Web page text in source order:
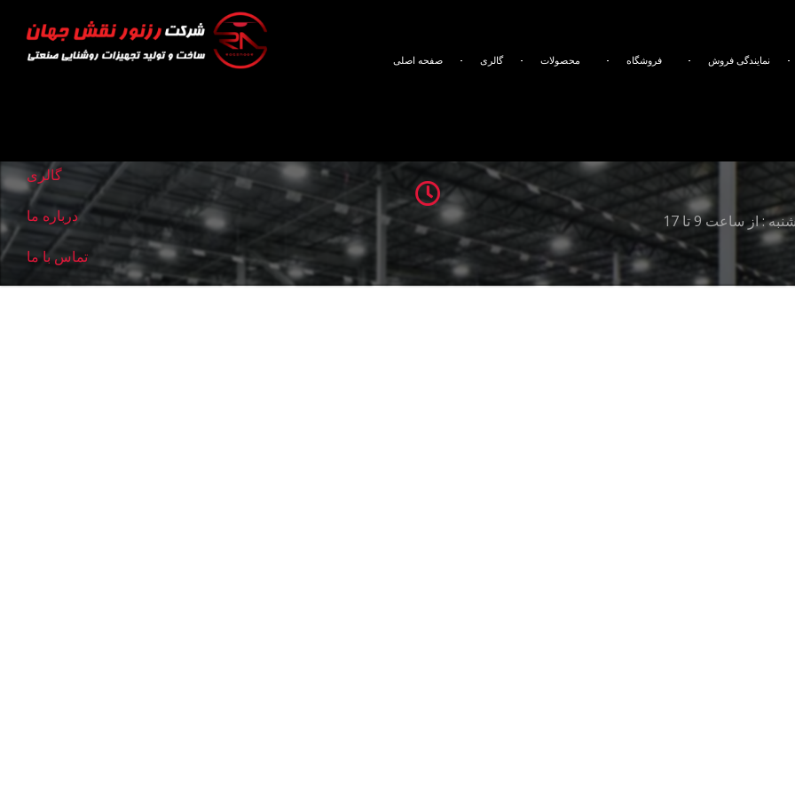
صفحه اصلی گالری محصولات فروشگاه نمایندگی فروش
گالری
درباره ما
تماس با ما
: از ساعت 9 تا 17